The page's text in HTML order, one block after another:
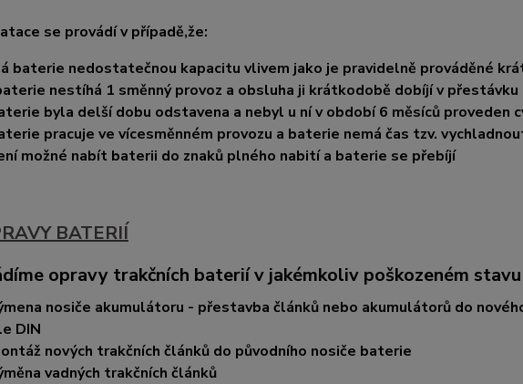
se provádí v případě,že:
baterie nedostatečnou kapacitu vlivem jako je pravidelně prováděné
nestíhá 1 směnný provoz a obsluha ji krátkodobě dobíjí v přestávku
byla delší dobu odstavena a nebyl u ní v období 6 měsíců proveden
pracuje ve vícesměnném provozu a baterie nemá čas tzv.
možné nabít baterii do znaků plného nabití a baterie se přebíjí
BATERIÍ
opravy trakčních baterií v jakémkoliv poškozeném
nosiče akumulátoru - přestavba článků nebo akumulátorů do
DIN
nových trakčních článků do původního nosiče baterie
vadných trakčních článků